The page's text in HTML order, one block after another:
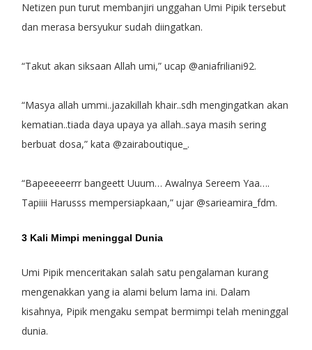
Netizen pun turut membanjiri unggahan Umi Pipik tersebut
dan merasa bersyukur sudah diingatkan.
“Takut akan siksaan Allah umi,” ucap @aniafriliani92.
“Masya allah ummi..jazakillah khair..sdh mengingatkan akan
kematian..tiada daya upaya ya allah..saya masih sering
berbuat dosa,” kata @zairaboutique_.
“Bapeeeeerrr bangeett Uuum… Awalnya Sereem Yaa….
Tapiiii Harusss mempersiapkaan,” ujar @sarieamira_fdm.
3 Kali Mimpi meninggal Dunia
Umi Pipik menceritakan salah satu pengalaman kurang
mengenakkan yang ia alami belum lama ini. Dalam
kisahnya, Pipik mengaku sempat bermimpi telah meninggal
dunia.